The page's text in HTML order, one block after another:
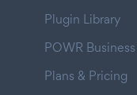
Plugin Library
POWR Business
Plans & Pricing